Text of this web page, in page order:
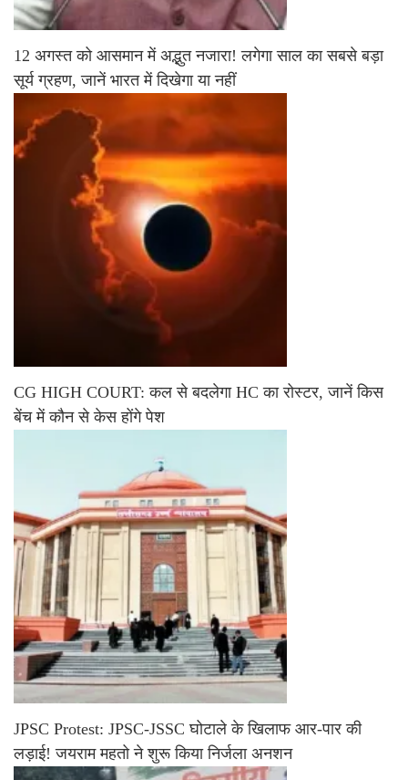
12 अगस्त को आसमान में अद्भुत नजारा! लगेगा साल का सबसे बड़ा
सूर्य ग्रहण, जानें भारत में दिखेगा या नहीं
CG HIGH COURT: कल से बदलेगा HC का रोस्टर, जानें किस
बेंच में कौन से केस होंगे पेश
JPSC Protest: JPSC-JSSC घोटाले के खिलाफ आर-पार की
लड़ाई! जयराम महतो ने शुरू किया निर्जला अनशन